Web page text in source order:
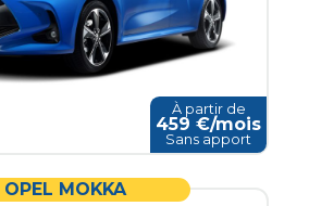
À partir de
459 €/mois
Sans apport
OPEL MOKKA